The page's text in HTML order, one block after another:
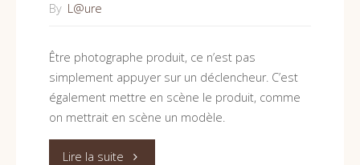
By L@ure
Être photographe produit, ce n’est pas
simplement appuyer sur un déclencheur. C’est
également mettre en scène le produit, comme
on mettrait en scène un modèle.
Lire la suite "Photographe